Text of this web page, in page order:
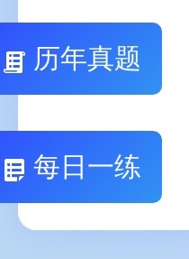
历年真题
每日一练